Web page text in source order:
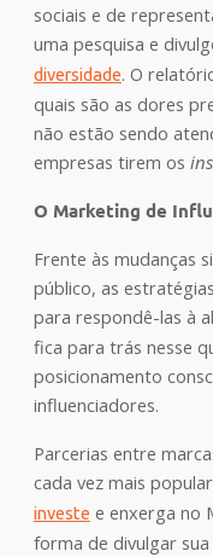
sociais e de
uma pesquisa e
diversidade. O
quais são as dores
não estão sendo
empresas tirem os
O Marketing de
Frente às mudanças
público, as
para respondê-las à
fica para trás nesse
posicionamento
influenciadores.
Parcerias entre
cada vez mais
investe e enxerga no
forma de divulgar